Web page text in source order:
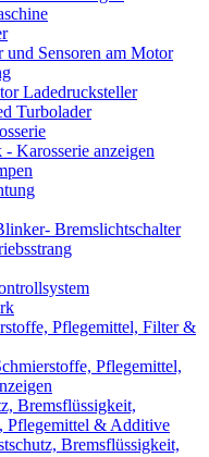
und Sensoren am Motor
Ladedrucksteller
Turbolader
Karosserie anzeigen
Bremslichtschalter
Pflegemittel, Filter &
Pflegemittel,
Bremsflüssigkeit,
Pflegemittel & Additive
Bremsflüssigkeit,